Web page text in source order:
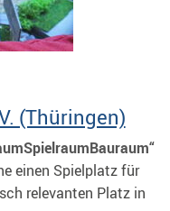
(Thüringen)
einen Spielplatz für
relevanten Platz in